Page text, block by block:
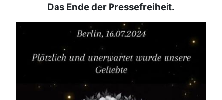
Das Ende der Pressefreiheit.